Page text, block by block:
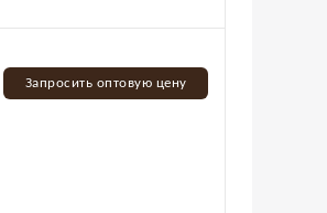
Запросить оптовую цену